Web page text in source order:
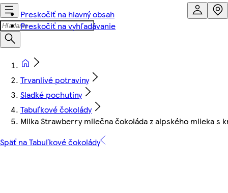
Preskočiť na hlavný obsah
Preskočiť na vyhľadávanie
Trvanlivé potraviny
Sladké pochutiny
Tabuľkové čokolády
Milka Strawberry mliečna čokoláda z alpského mlieka s
Späť na Tabuľkové čokolády